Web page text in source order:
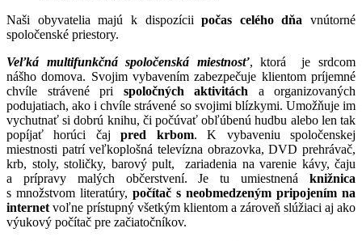
Naši obyvatelia majú k dispozíciipočas celého dňa vnútorné
spoločenské priestory.
Veľká multifunkčná spoločenská miestnosť, ktorá je srdcom
nášho domova. Svojim vybavením zabezpečuje klientom príjemné
chvíle strávené pri spoločných aktivitách a organizovaných
podujatiach, ako i chvíle strávené so svojimi blízkymi. Umožňuje im
vychutnať si dobrú knihu, či počúvať obľúbenú hudbu alebo len tak
popíjať horúci čajpred krbom. K vybaveniu spoločenskej
miestnosti patrí veľkoplošná televízna obrazovka, DVD prehrávač,
krb, stoly, stoličky, barový pult, zariadenia na varenie kávy, čaju
a prípravy malých občerstvení. Je tu umiestnená knižnica
s množstvom literatúry, počítač s neobmedzeným pripojením na
internet voľne prístupný všetkým klientom a zároveň slúžiaci aj ako
výukový počítač pre začiatočníkov.